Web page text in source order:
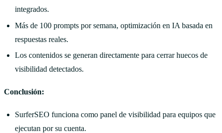
integrados.
Más de 100 prompts por semana, optimización en IA basada en
respuestas reales.
Los contenidos se generan directamente para cerrar huecos de
visibilidad detectados.
Conclusión:
SurferSEO funciona como panel de visibilidad para equipos que
ejecutan por su cuenta.